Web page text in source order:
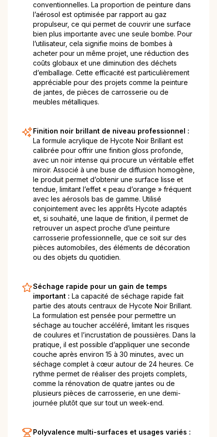
conventionnelles. La proportion de peinture dans
l’aérosol est optimisée par rapport au gaz
propulseur, ce qui permet de couvrir une surface
bien plus importante avec une seule bombe. Pour
l’utilisateur, cela signifie moins de bombes à
acheter pour un même projet, une réduction des
coûts globaux et une diminution des déchets
d’emballage. Cette efficacité est particulièrement
appréciable pour des projets comme la peinture
de jantes, de pièces de carrosserie ou de
meubles métalliques.
Finition noir brillant de niveau professionnel :
La formule acrylique de Hycote Noir Brillant est
calibrée pour offrir une finition gloss profonde,
avec un noir intense qui procure un véritable effet
miroir. Associé à une buse de diffusion homogène,
le produit permet d’obtenir une surface lisse et
tendue, limitant l’effet « peau d’orange » fréquent
avec les aérosols bas de gamme. Utilisé
conjointement avec les apprêts Hycote adaptés
et, si souhaité, une laque de finition, il permet de
retrouver un aspect proche d’une peinture
carrosserie professionnelle, que ce soit sur des
pièces automobiles, des éléments de décoration
ou des objets du quotidien.
Séchage rapide pour un gain de temps
important : La capacité de séchage rapide fait
partie des atouts centraux de Hycote Noir Brillant.
La formulation est pensée pour permettre un
séchage au toucher accéléré, limitant les risques
de coulures et l’incrustation de poussières. Dans la
pratique, il est possible d’appliquer une seconde
couche après environ 15 à 30 minutes, avec un
séchage complet à cœur autour de 24 heures. Ce
rythme permet de réaliser des projets complets,
comme la rénovation de quatre jantes ou de
plusieurs pièces de carrosserie, en une demi-
journée plutôt que sur tout un week-end.
Polyvalence multi-surfaces et usages variés :